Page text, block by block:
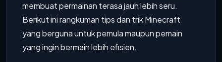
membuat permainan terasa jauh lebih seru.
Berikut ini rangkuman tips dan trik Minecraft
yang berguna untuk pemula maupun pemain
yang ingin bermain lebih efisien.